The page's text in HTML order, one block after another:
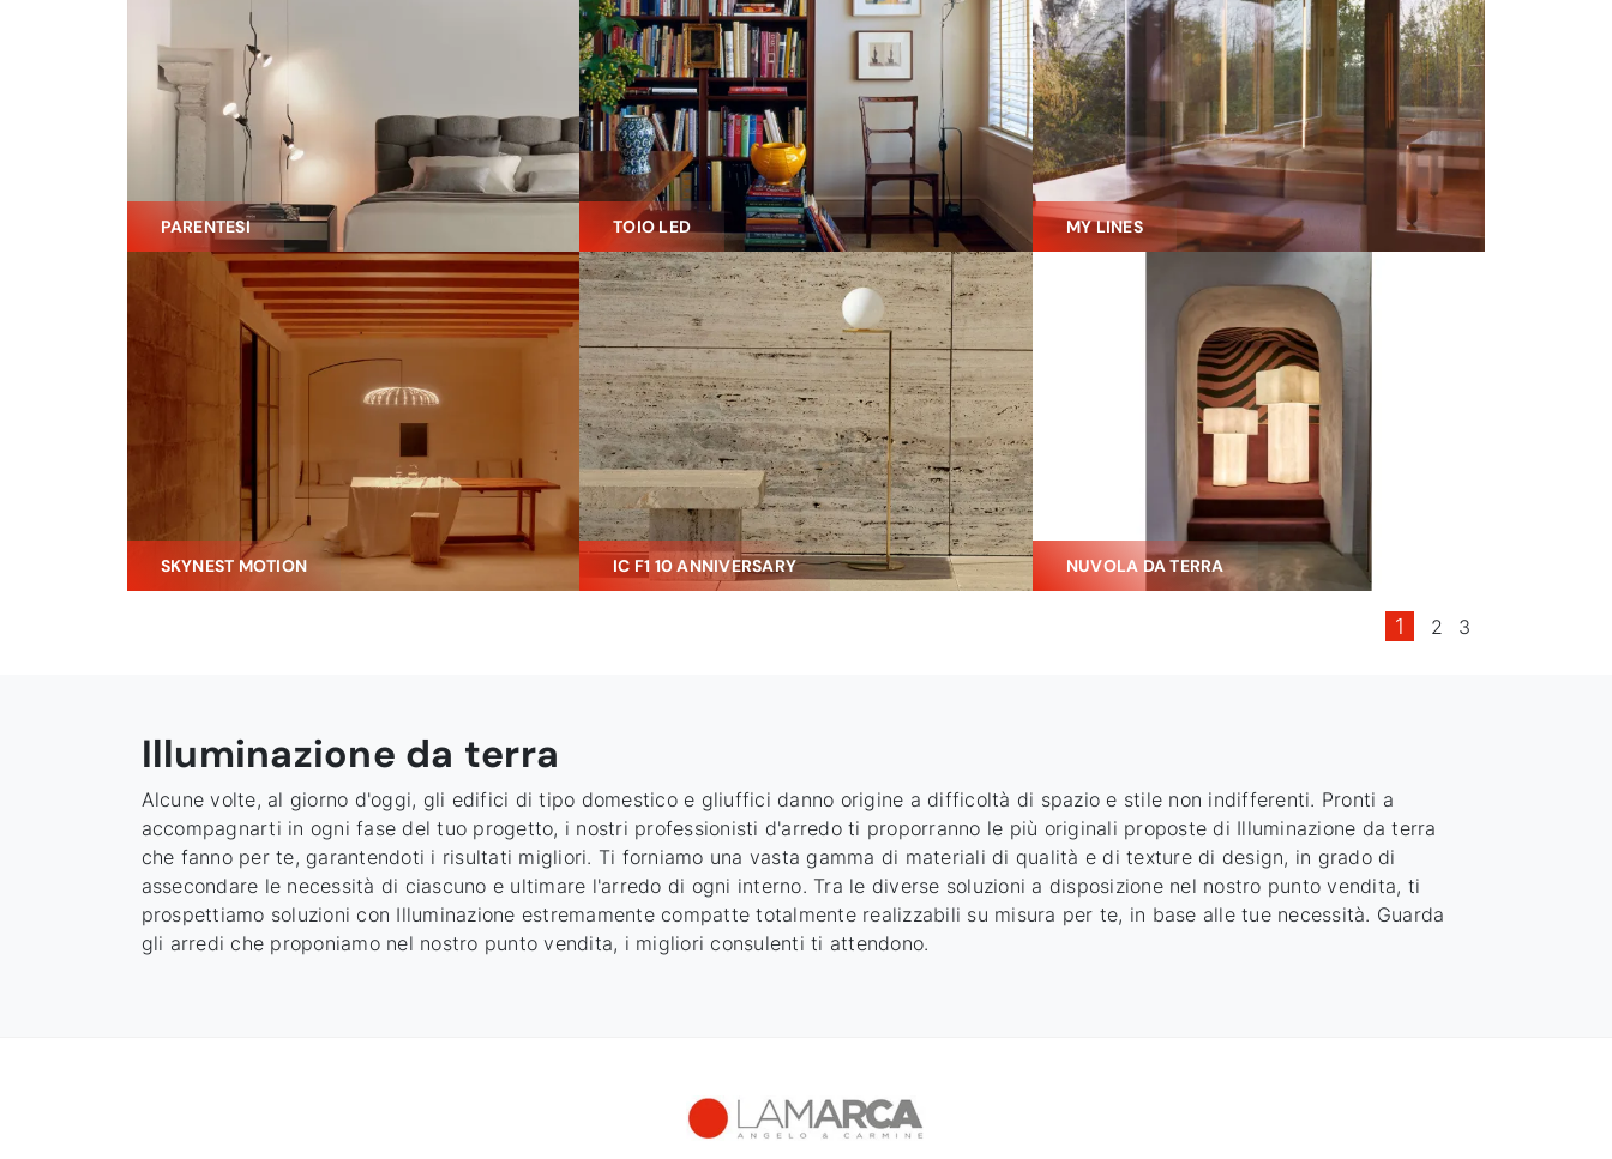
PARENTESI TOIO LED MY LINES
SKYNEST MOTION IC F1 10 ANNIVERSARY NUVOLA DA TERRA
1 2 3
Illuminazione da terra
Alcune volte, al giorno d'oggi, gli edifici di tipo domestico e gliuffici danno origine a difficoltà di spazio e stile non indifferenti. Pronti a
accompagnarti in ogni fase del tuo progetto, i nostri professionisti d'arredo ti proporranno le più originali proposte di Illuminazione da terra
che fanno per te, garantendoti i risultati migliori. Ti forniamo una vasta gamma di materiali di qualità e di texture di design, in grado di
assecondare le necessità di ciascuno e ultimare l'arredo di ogni interno. Tra le diverse soluzioni a disposizione nel nostro punto vendita, ti
prospettiamo soluzioni con Illuminazione estremamente compatte totalmente realizzabili su misura per te, in base alle tue necessità. Guarda
gli arredi che proponiamo nel nostro punto vendita, i migliori consulenti ti attendono.